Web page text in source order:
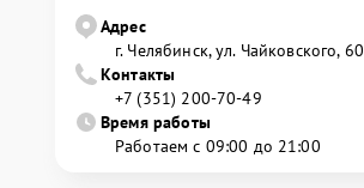
Адрес
г. Челябинск, ул. Чайковского, 60
Контакты
+7 (351) 200-70-49
Время работы
Работаем с 09:00 до 21:00